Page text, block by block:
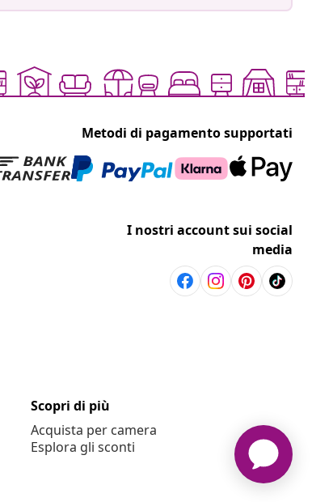
Metodi di pagamento supportati
I nostri account sui social
media
Scopri di più
Acquista per camera
Esplora gli sconti